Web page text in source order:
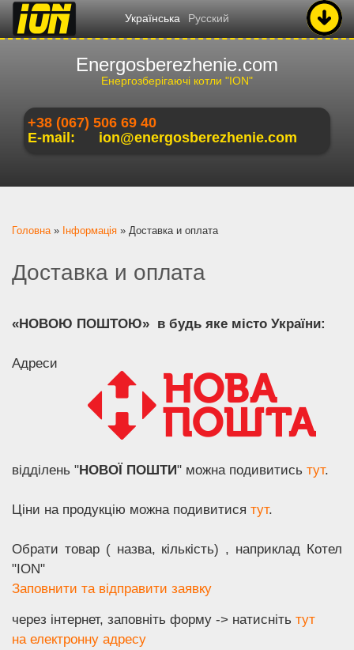
Українська Русский
Energosberezhenie.com
Енергозберігаючі котли "ION"
+38 (067) 506 69 40
E-mail:
ion@energosberezhenie.com
Ви є тут
Головна» Інформація » Доставка и оплата
Доставка и оплата
«НОВОЮ ПОШТОЮ» в будь яке місто України:
Адреси
відділень "НОВОЇ ПОШТИ" можна подивитись тут.
Ціни на продукцію можна подивитися тут.
Обрати товар ( назва, кількість) , наприклад Котел
"ION"
Заповнити та відправити заявку
через інтернет, заповніть форму -> натисніть тут
на електронну адресу